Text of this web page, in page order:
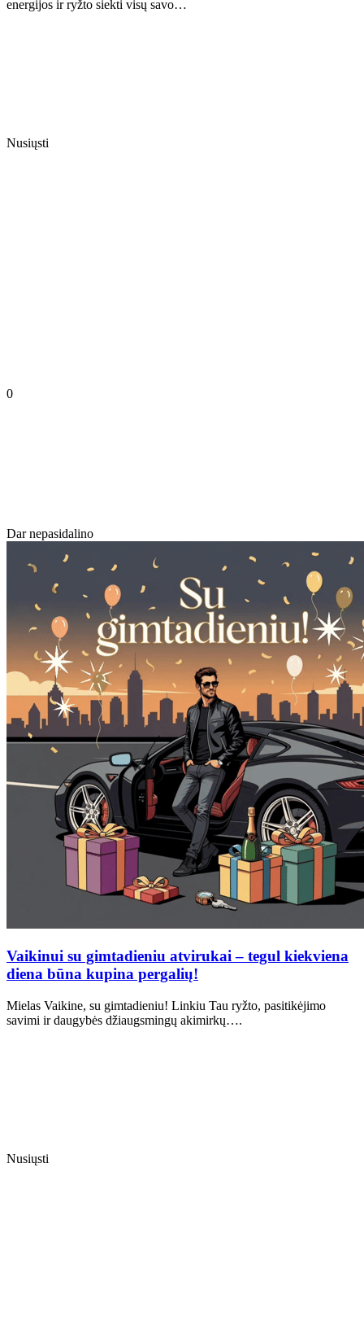
energijos ir ryžto siekti visų savo…
Nusiųsti
0
Dar nepasidalino
Vaikinui su gimtadieniu atvirukai – tegul kiekviena
diena būna kupina pergalių!
Mielas Vaikine, su gimtadieniu! Linkiu Tau ryžto, pasitikėjimo
savimi ir daugybės džiaugsmingų akimirkų….
Nusiųsti